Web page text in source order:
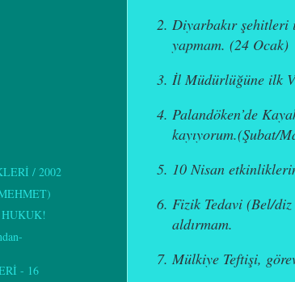
Diyarbakır şehitleri
yapmam. (24 Ocak)
İl Müdürlüğüne ilk
Palandöken’de
kayıyorum.(Şubat/
10 Nisan
Fizik Tedavi (Bel/
aldırmam.
Mülkiye Teftişi,
/ 2002
- 16